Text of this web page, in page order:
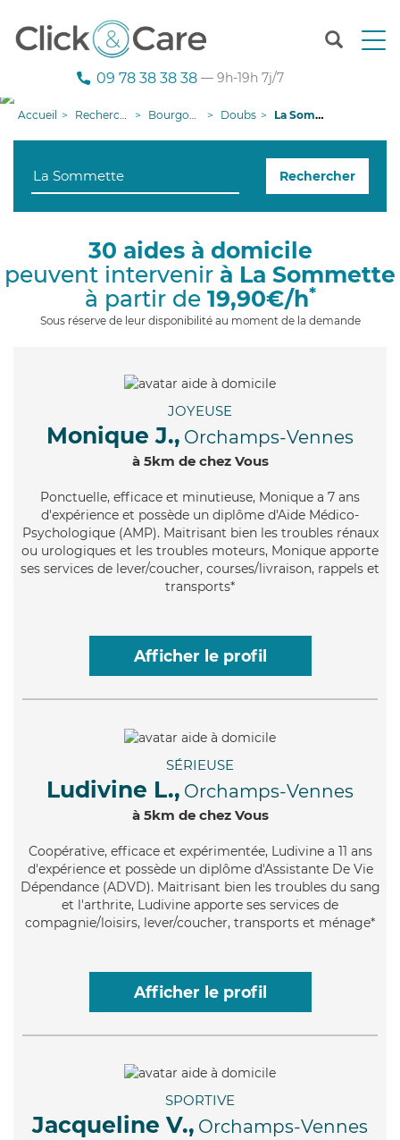
T
n
g
i
09 78 38 38 38 — 9h-19h 7j/7
Accueil Recherche aide à domicile Bourgogne-Franche-Comté Doubs La Sommette
Rechercher
30 aides à domicile
peuvent intervenir à La Sommette
à partir de 19,90€/h*
Sous réserve de leur disponibilité au moment de la demande
JOYEUSE
Monique J., Orchamps-Vennes
à 5km de chez Vous
Ponctuelle, efficace et minutieuse, Monique a 7 ans
d'expérience et possède un diplôme d'Aide Médico-
Psychologique (AMP). Maitrisant bien les troubles rénaux
ou urologiques et les troubles moteurs, Monique apporte
ses services de lever/coucher, courses/livraison, rappels et
transports*
Afficher le profil
SÉRIEUSE
Ludivine L., Orchamps-Vennes
à 5km de chez Vous
Coopérative, efficace et expérimentée, Ludivine a 11 ans
d'expérience et possède un diplôme d'Assistante De Vie
Dépendance (ADVD). Maitrisant bien les troubles du sang
et l'arthrite, Ludivine apporte ses services de
compagnie/loisirs, lever/coucher, transports et ménage*
Afficher le profil
SPORTIVE
Jacqueline V., Orchamps-Vennes